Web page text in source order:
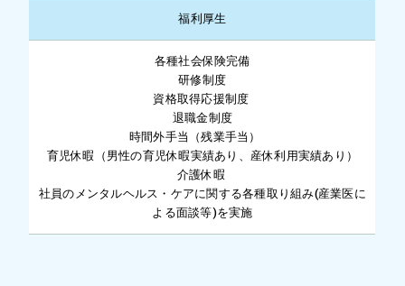
福利厚生
各種社会保険完備
研修制度
資格取得応援制度
退職金制度
時間外手当（残業手当）
育児休暇（男性の育児休暇実績あり、産休利用実績あり）
介護休暇
社員のメンタルヘルス・ケアに関する各種取り組み(産業医に
よる面談等)を実施